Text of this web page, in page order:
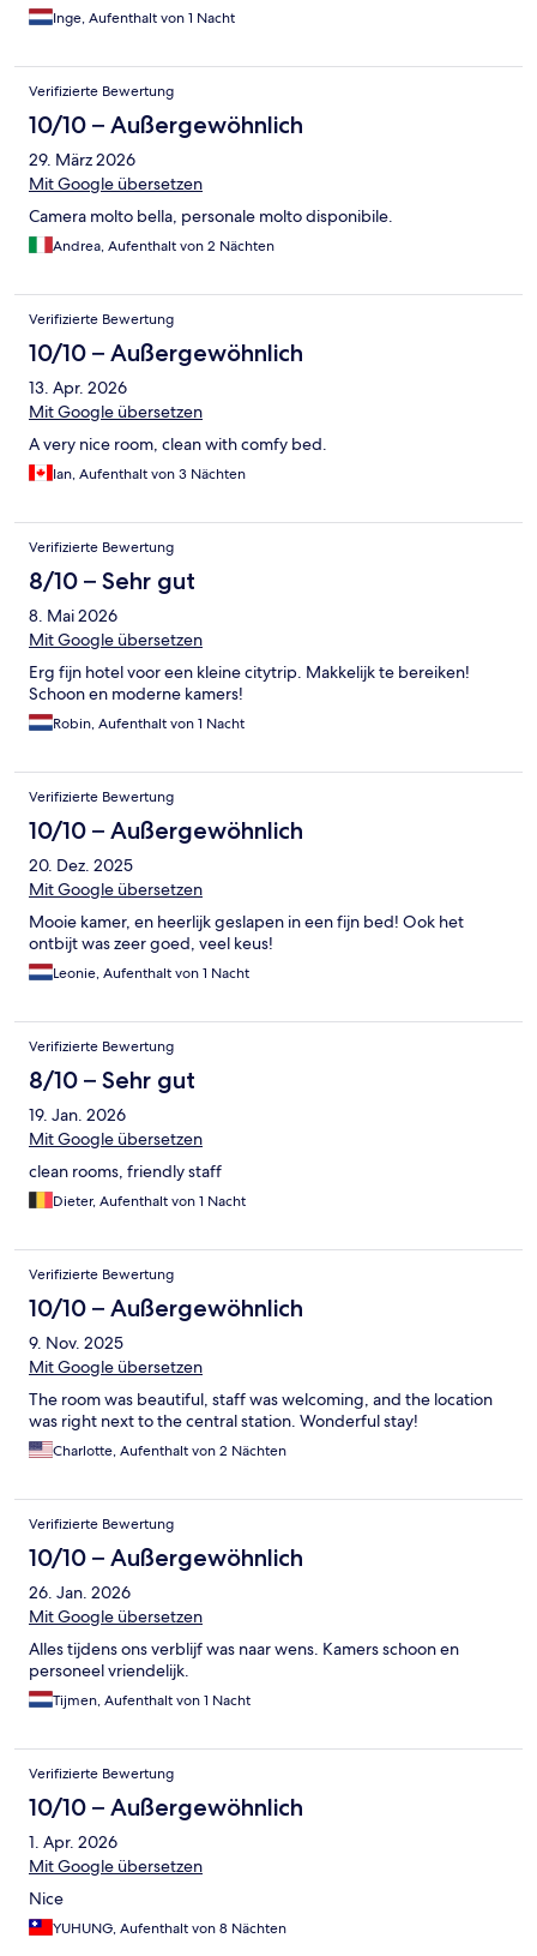
Inge, Aufenthalt von 1 Nacht
Verifizierte Bewertung
10/10 – Außergewöhnlich
29. März 2026
Mit Google übersetzen
Camera molto bella, personale molto disponibile.
Andrea, Aufenthalt von 2 Nächten
Verifizierte Bewertung
10/10 – Außergewöhnlich
13. Apr. 2026
Mit Google übersetzen
A very nice room, clean with comfy bed.
Ian, Aufenthalt von 3 Nächten
Verifizierte Bewertung
8/10 – Sehr gut
8. Mai 2026
Mit Google übersetzen
Erg fijn hotel voor een kleine citytrip. Makkelijk te bereiken!
Schoon en moderne kamers!
Robin, Aufenthalt von 1 Nacht
Verifizierte Bewertung
10/10 – Außergewöhnlich
20. Dez. 2025
Mit Google übersetzen
Mooie kamer, en heerlijk geslapen in een fijn bed! Ook het
ontbijt was zeer goed, veel keus!
Leonie, Aufenthalt von 1 Nacht
Verifizierte Bewertung
8/10 – Sehr gut
19. Jan. 2026
Mit Google übersetzen
clean rooms, friendly staff
Dieter, Aufenthalt von 1 Nacht
Verifizierte Bewertung
10/10 – Außergewöhnlich
9. Nov. 2025
Mit Google übersetzen
The room was beautiful, staff was welcoming, and the location
was right next to the central station. Wonderful stay!
Charlotte, Aufenthalt von 2 Nächten
Verifizierte Bewertung
10/10 – Außergewöhnlich
26. Jan. 2026
Mit Google übersetzen
Alles tijdens ons verblijf was naar wens. Kamers schoon en
personeel vriendelijk.
Tijmen, Aufenthalt von 1 Nacht
Verifizierte Bewertung
10/10 – Außergewöhnlich
1. Apr. 2026
Mit Google übersetzen
Nice
YUHUNG, Aufenthalt von 8 Nächten